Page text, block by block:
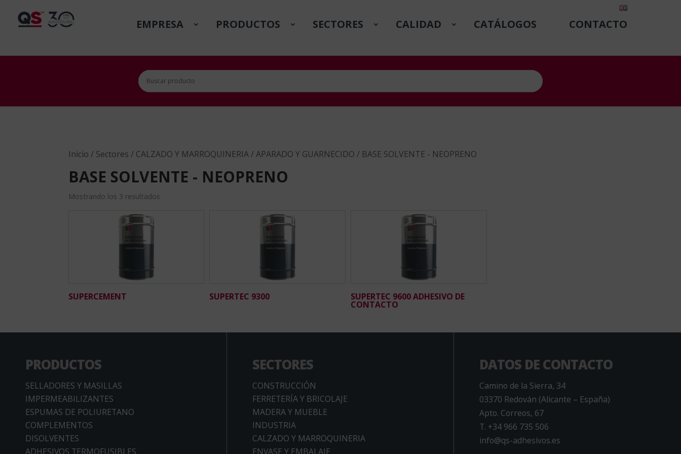
EMPRESA PRODUCTOS SECTORES CALIDAD CATÁLOGOS CONTACTO
Inicio / Sectores / CALZADO Y MARROQUINERIA/APARADO Y GUARNECIDO / BASE SOLVENTE - NEOPRENO
BASE SOLVENTE - NEOPRENO
Mostrando los 3 resultados
SUPERCEMENT SUPERTEC 9300 SUPERTEC 9600 ADHESIVO DE
CONTACTO
PRODUCTOS
SELLADORES Y MASILLAS
IMPERMEABILIZANTES
ESPUMAS DE POLIURETANO
COMPLEMENTOS
DISOLVENTES
ADHESIVOS TERMOFUSIBLES
SECTORES
CONSTRUCCIÓN
FERRETERÍA Y BRICOLAJE
MADERA Y MUEBLE
INDUSTRIA
CALZADO Y MARROQUINERIA
ENVASE Y EMBALAJE
DATOS DE CONTACTO
Camino de la Sierra, 34
03370 Redován (Alicante – España)
Apto. Correos, 67
T. +34 966 735 506
info@qs-adhesivos.es